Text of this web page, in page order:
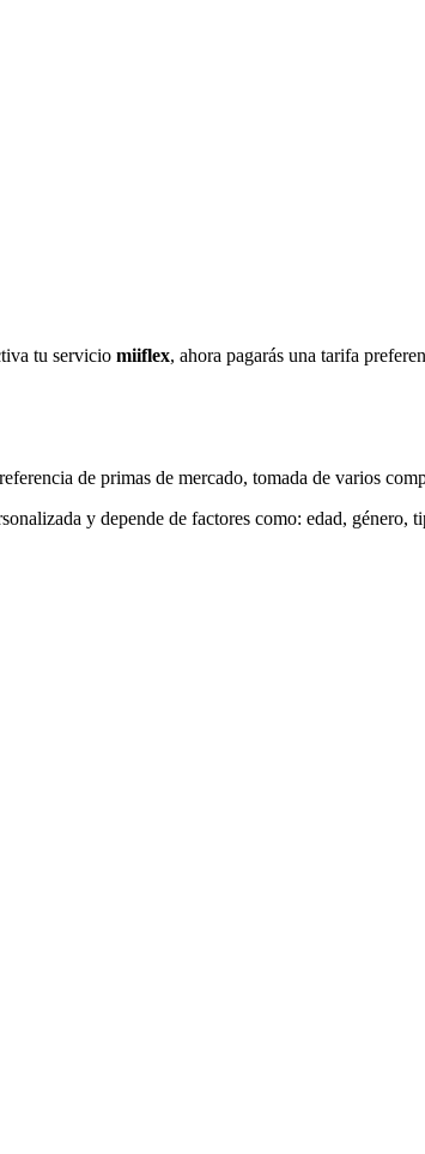
tu servicio miiflex, ahora pagarás una tarifa
de primas de mercado, tomada de varios
y depende de factores como: edad,